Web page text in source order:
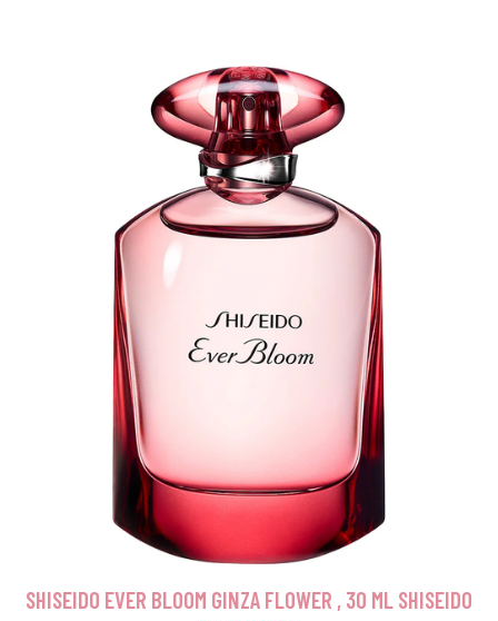
SHISEIDO EVER BLOOM GINZA FLOWER , 30 ML SHISEIDO